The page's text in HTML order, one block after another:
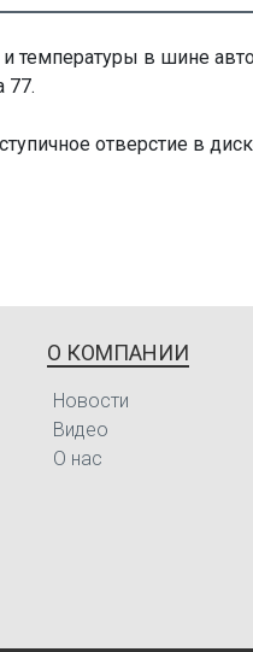
1.8T 194 hp
температуры в шине
77.
отверстие в
О КОМПАНИИ
Новости
Видео
О нас